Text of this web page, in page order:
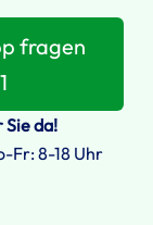
fragen
da!
Fr: 8-18 Uhr